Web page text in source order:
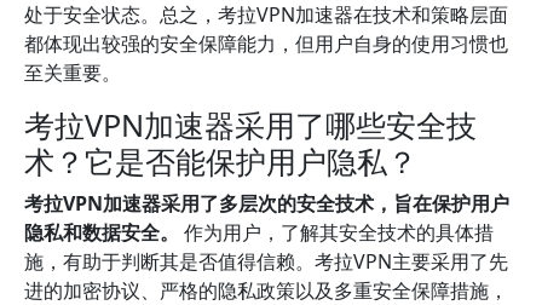
处于安全状态。总之，考拉VPN加速器在技术和策略层面
都体现出较强的安全保障能力，但用户自身的使用习惯也
至关重要。
考拉VPN加速器采用了哪些安全技
术？它是否能保护用户隐私？
考拉VPN加速器采用了多层次的安全技术，旨在保护用户
隐私和数据安全。
作为用户，了解其安全技术的具体措
施，有助于判断其是否值得信赖。考拉VPN主要采用了先
进的加密协议、严格的隐私政策以及多重安全保障措施，